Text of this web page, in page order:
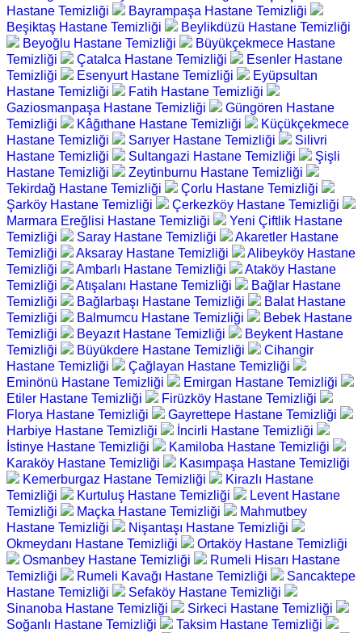
Hastane Temizliği
Bayrampaşa Hastane Temizliği
Beşiktaş Hastane Temizliği
Beylikdüzü Hastane Temizliği
Beyoğlu Hastane Temizliği
Büyükçekmece Hastane
Temizliği
Çatalca Hastane Temizliği
Esenler Hastane
Temizliği
Esenyurt Hastane Temizliği
Eyüpsultan
Hastane Temizliği
Fatih Hastane Temizliği
Gaziosmanpaşa Hastane Temizliği
Güngören Hastane
Temizliği
Kâğıthane Hastane Temizliği
Küçükçekmece
Hastane Temizliği
Sarıyer Hastane Temizliği
Silivri
Hastane Temizliği
Sultangazi Hastane Temizliği
Şişli
Hastane Temizliği
Zeytinburnu Hastane Temizliği
Tekirdağ Hastane Temizliği
Çorlu Hastane Temizliği
Şarköy Hastane Temizliği
Çerkezköy Hastane Temizliği
Marmara Ereğlisi Hastane Temizliği
Yeni Çiftlik Hastane
Temizliği
Saray Hastane Temizliği
Akaretler Hastane
Temizliği
Aksaray Hastane Temizliği
Alibeyköy Hastane
Temizliği
Ambarlı Hastane Temizliği
Ataköy Hastane
Temizliği
Atışalanı Hastane Temizliği
Bağlar Hastane
Temizliği
Bağlarbaşı Hastane Temizliği
Balat Hastane
Temizliği
Balmumcu Hastane Temizliği
Bebek Hastane
Temizliği
Beyazıt Hastane Temizliği
Beykent Hastane
Temizliği
Büyükdere Hastane Temizliği
Cihangir
Hastane Temizliği
Çağlayan Hastane Temizliği
Eminönü Hastane Temizliği
Emirgan Hastane Temizliği
Etiler Hastane Temizliği
Firüzköy Hastane Temizliği
Florya Hastane Temizliği
Gayrettepe Hastane Temizliği
Harbiye Hastane Temizliği
İncirli Hastane Temizliği
İstinye Hastane Temizliği
Kamiloba Hastane Temizliği
Karaköy Hastane Temizliği
Kasımpaşa Hastane Temizliği
Kemerburgaz Hastane Temizliği
Kirazlı Hastane
Temizliği
Kurtuluş Hastane Temizliği
Levent Hastane
Temizliği
Maçka Hastane Temizliği
Mahmutbey
Hastane Temizliği
Nişantaşı Hastane Temizliği
Okmeydanı Hastane Temizliği
Ortaköy Hastane Temizliği
Osmanbey Hastane Temizliği
Rumeli Hisarı Hastane
Temizliği
Rumeli Kavağı Hastane Temizliği
Sancaktepe
Hastane Temizliği
Sefaköy Hastane Temizliği
Sinanoba Hastane Temizliği
Sirkeci Hastane Temizliği
Soğanlı Hastane Temizliği
Taksim Hastane Temizliği